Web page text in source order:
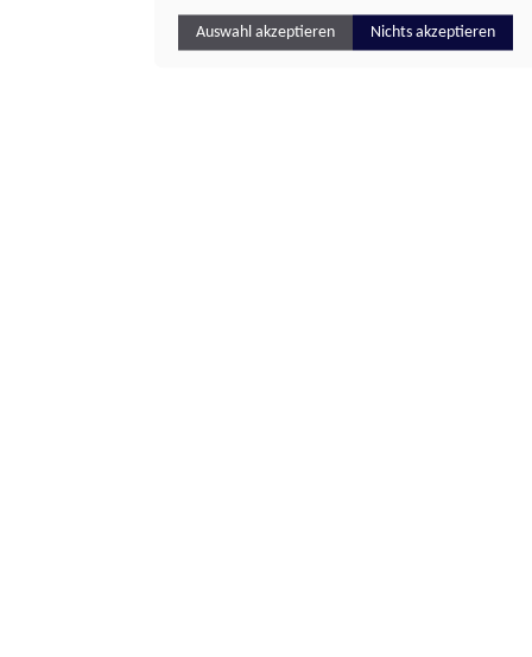
Auswahl akzeptieren Nichts akzeptieren